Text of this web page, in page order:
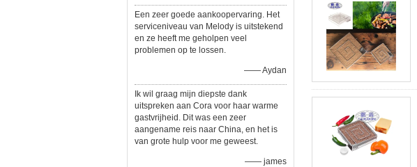
Een zeer goede aankoopervaring. Het
serviceniveau van Melody is uitstekend
en ze heeft me geholpen veel
problemen op te lossen.
—— Aydan
Ik wil graag mijn diepste dank
uitspreken aan Cora voor haar warme
gastvrijheid. Dit was een zeer
aangename reis naar China, en het is
van grote hulp voor me geweest.
—— james